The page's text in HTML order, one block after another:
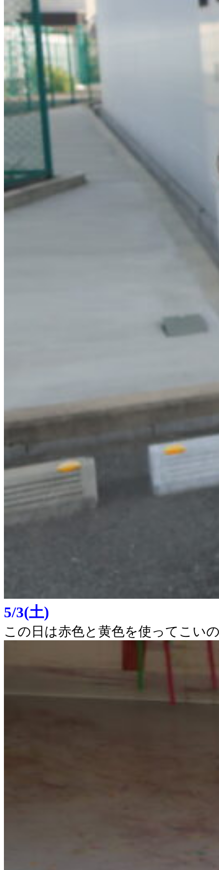
5/3(土)
この日は赤色と黄色を使ってこい